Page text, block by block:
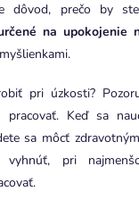
dôvod, prečo by
na upokojenie
pri úzkosti?
Keď sa
sa môcť
pri